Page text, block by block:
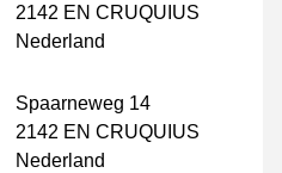
2142 EN CRUQUIUS
Nederland
Spaarneweg 14
2142 EN CRUQUIUS
Nederland